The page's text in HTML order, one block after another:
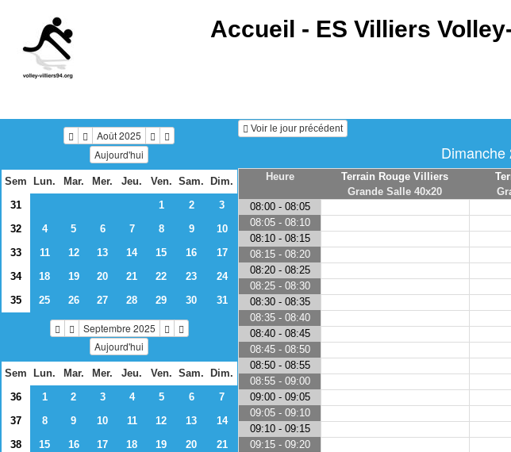
Accueil - ES Villiers
Août 2025
Aujourd'hui
Sem Lun. Mar. Mer. Jeu. Ven. Sam. Dim.
31
1 2
3
32
4 5 6 7 8 9
10
33
11 12 13 14 15 16
17
34
18 19 20 21 22 23
24
35
25 26 27 28 29 30 31
Septembre 2025
Aujourd'hui
Sem Lun. Mar. Mer. Jeu. Ven. Sam.
Dim.
36
1 2 3 4 5 6
7
37
8 9 10 11 12 13
14
38
15 16 17 18 19 20
21
Voir le jour précédent
Dimanche
Heure
Terrain Rouge Villiers
Grande Salle 40x20
08:00 - 08:05
08:05 - 08:10
08:10 - 08:15
08:15 - 08:20
08:20 - 08:25
08:25 - 08:30
08:30 - 08:35
08:35 - 08:40
08:40 - 08:45
08:45 - 08:50
08:50 - 08:55
08:55 - 09:00
09:00 - 09:05
09:05 - 09:10
09:10 - 09:15
09:15 - 09:20